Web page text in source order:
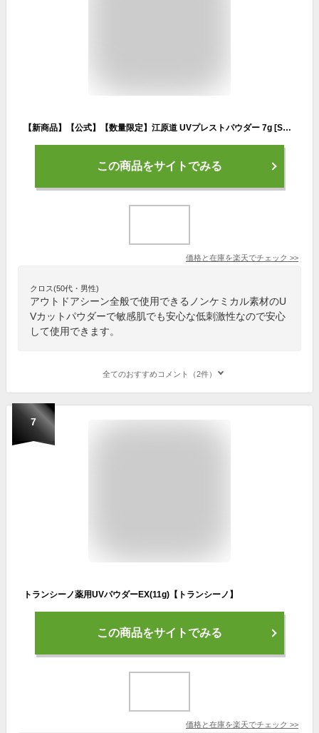
【新商品】【公式】【数量限定】江原道 UVプレストパウダー 7g [SPF50+ PA++++ 優しい時短 カバー 国産 日本 敏感肌 ヨレない 化粧崩れ ノンケミカル 紫外線 Koh Gen Do こうげんどう 正規品 UVパウダーくすみ テカリ防止 ブルベ イエベ］
この商品をサイトでみる
価格と在庫を楽天でチェック >>
クロス(50代・男性)
アウトドアシーン全般で使用できるノンケミカル素材のU
Vカットパウダーで敏感肌でも安心な低刺激性なので安心
して使用できます。
全てのおすすめコメント（2件）
7
トランシーノ薬用UVパウダーEX(11g)【トランシーノ】
この商品をサイトでみる
価格と在庫を楽天でチェック >>